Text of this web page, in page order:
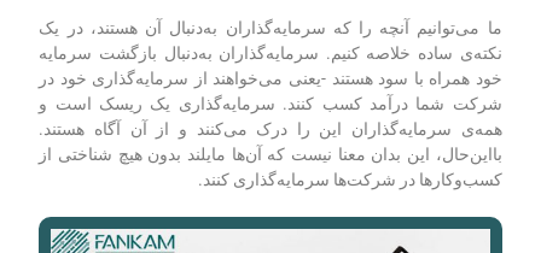
ما می‌توانیم آنچه را که سرمایه‌گذاران به‌دنبال آن هستند، در یک
نکته‌ی ساده خلاصه کنیم. سرمایه‌گذاران به‌دنبال بازگشت سرمایه
خود همراه با سود هستند -یعنی می‌خواهند از سرمایه‌گذاری خود در
شرکت شما درآمد کسب کنند. سرمایه‌گذاری یک ریسک است و
همه‌ی سرمایه‌گذاران این را درک می‌کنند و از آن آگاه هستند.
بااین‌حال، این بدان معنا نیست که آن‌ها مایلند بدون هیچ شناختی از
کسب‌وکارها در شرکت‌ها سرمایه‌گذاری کنند.